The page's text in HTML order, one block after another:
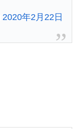
2020年2月22日